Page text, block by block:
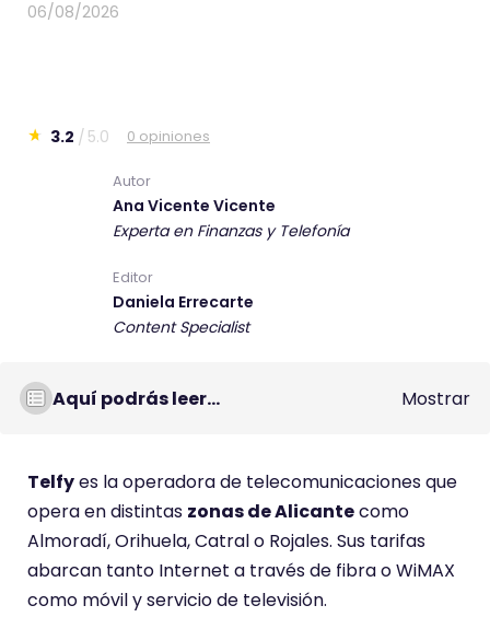
06/08/2026
E
n
t
r
i
o
t
i
3.2 5.0 0 opiniones
Autor
Ana Vicente Vicente
Experta en Finanzas y Telefonía
Editor
Daniela Errecarte
Content Specialist
Aquí podrás leer... Mostrar
Telfyes la operadora de telecomunicaciones que
opera en distintas zonas de Alicantecomo
Almoradí, Orihuela, Catral o Rojales. Sus tarifas
abarcan tanto Internet a través de fibra o WiMAX
como móvil y servicio de televisión.